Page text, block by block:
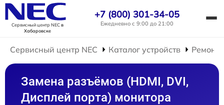
Сервисный центр NECв
Хабаровске
+7 (800) 301-34-05
Ежедневно с 9:00 до 21:00
Сервисный центр NEC Каталог устройств Ремонт
Замена разъёмов (HDMI, DVI,
Дисплей порта) монитора